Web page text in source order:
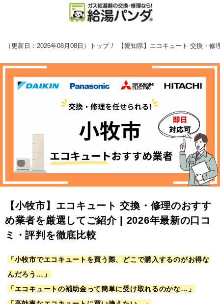
（更新日：2026年08月08日 ） トップ 【愛知県】エコキュート 交換・
【小牧市】エコキュート 交換・修理のおすす
め業者を厳選してご紹介 | 2026年最新の口コ
ミ・評判を徹底比較
「小牧市でエコキュートを買う際、どこで購入するのがお得な
んだろう…」
「エコキュートの補助金って簡単に受け取れるのかな…」